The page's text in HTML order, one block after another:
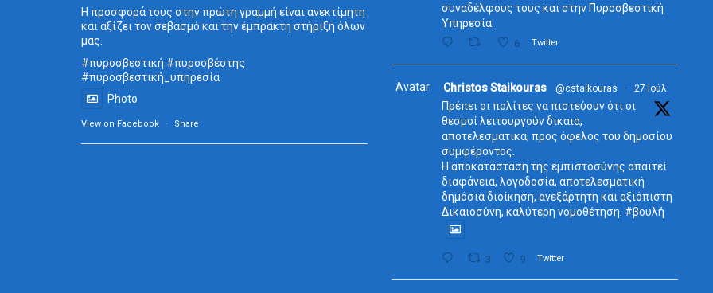
Η προσφορά τους στην πρώτη γραμμή είναι ανεκτίμητη
και αξίζει τον σεβασμό και την έμπρακτη στήριξη όλων
μας.
#πυροσβεστική #πυροσβέστης
#πυροσβεστική_ υπηρεσία
Photo
View on Facebook · Share
συναδέλφους τους και στην Πυροσβεστική
Υπηρεσία.
6 Twitter
Avatar Christos Staikouras @cstaikouras · 27 Ιούλ
Πρέπει οι πολίτες να πιστεύουν ότι οι
θεσμοί λειτουργούν δίκαια,
αποτελεσματικά, προς όφελος του δημοσίου
συμφέροντος.
Η αποκατάσταση της εμπιστοσύνης απαιτεί
διαφάνεια, λογοδοσία, αποτελεσματική
δημόσια διοίκηση, ανεξάρτητη και αξιόπιστη
Δικαιοσύνη, καλύτερη νομοθέτηση. #βουλή
3 9 Twitter